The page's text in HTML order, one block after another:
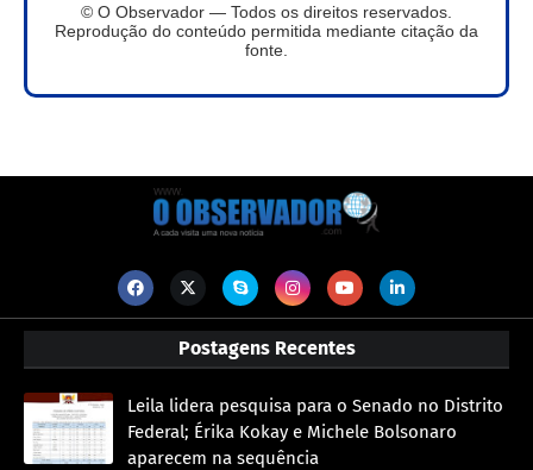
© O Observador — Todos os direitos reservados.
Reprodução do conteúdo permitida mediante citação da
fonte.
Postagens Recentes
Leila lidera pesquisa para o Senado no Distrito
Federal; Érika Kokay e Michele Bolsonaro
aparecem na sequência